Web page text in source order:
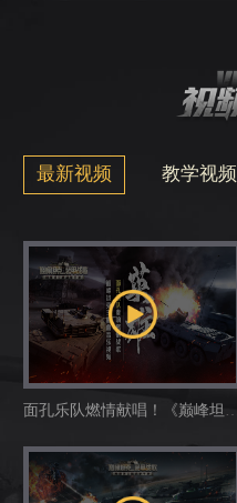
最新视频 教学视频
面孔乐队燃情献唱！《巅峰坦
式版